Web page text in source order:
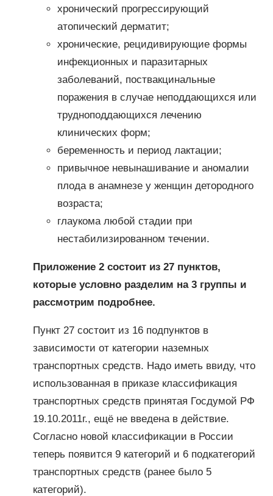
хронический прогрессирующий
атопический дерматит;
хронические, рецидивирующие формы
инфекционных и паразитарных
заболеваний, поствакцинальные
поражения в случае неподдающихся или
трудноподдающихся лечению
клинических форм;
беременность и период лактации;
привычное невынашивание и аномалии
плода в анамнезе у женщин детородного
возраста;
глаукома любой стадии при
нестабилизированном течении.
Приложение 2 состоит из 27 пунктов,
которые условно разделим на 3 группы и
рассмотрим подробнее.
Пункт 27 состоит из 16 подпунктов в
зависимости от категории наземных
транспортных средств. Надо иметь ввиду, что
использованная в приказе классификация
транспортных средств принятая Госдумой РФ
19.10.2011г., ещё не введена в действие.
Согласно новой классификации в России
теперь появится 9 категорий и 6 подкатегорий
транспортных средств (ранее было 5
категорий).